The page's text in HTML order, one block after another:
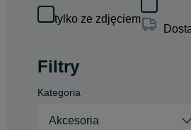
tylko ze zdjęciem
Filtry
Kategoria
Akcesoria